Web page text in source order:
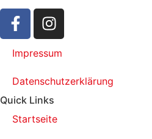
Impressum
Datenschutzerklärung
Quick Links
Startseite